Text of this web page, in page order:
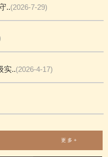
..(2026-7-29)
实..(2026-4-17)
更 多 +